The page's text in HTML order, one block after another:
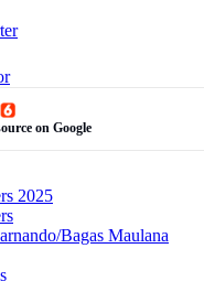
on Google
2025
Bagas Maulana